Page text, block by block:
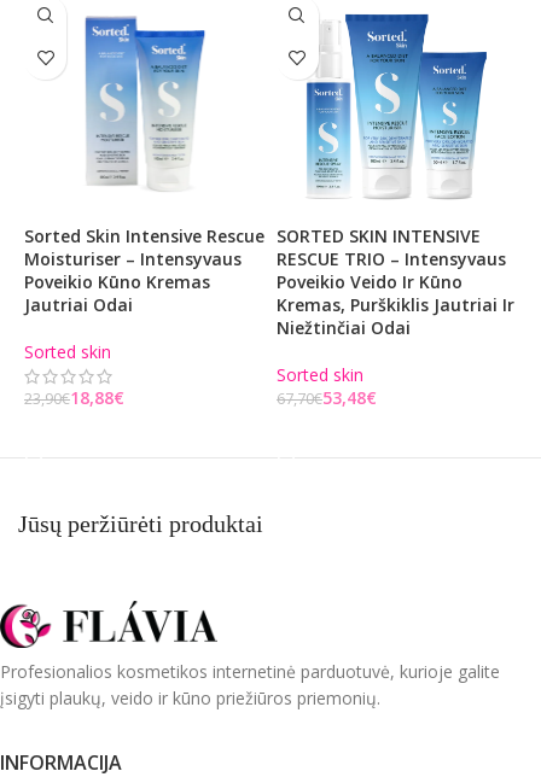
Sorted Skin Intensive Rescue
Moisturiser – Intensyvaus
Poveikio Kūno Kremas
Jautriai Odai
Sorted skin
23,90€18,88€
SORTED SKIN INTENSIVE
RESCUE TRIO – Intensyvaus
Poveikio Veido Ir Kūno
Kremas, Purškiklis Jautriai Ir
Niežtinčiai Odai
Sorted skin
67,70€53,48€
Jūsų peržiūrėti produktai
Profesionalios kosmetikos internetinė parduotuvė, kurioje galite
įsigyti plaukų, veido ir kūno priežiūros priemonių.
INFORMACIJA